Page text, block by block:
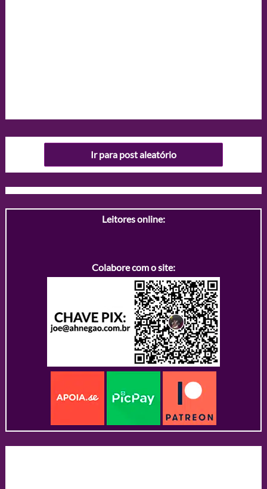
Ir para post aleatório
Leitores online:
Colabore com o site: